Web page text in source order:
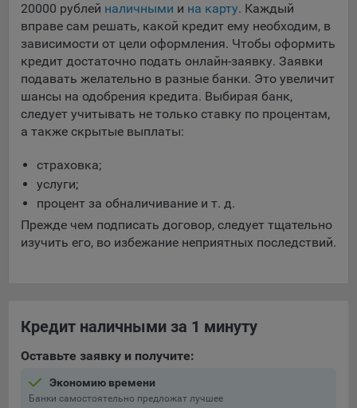
20000 рублей наличными и на карту. Каждый
вправе сам решать, какой кредит ему необходим, в
зависимости от цели оформления. Чтобы оформить
кредит достаточно подать онлайн-заявку. Заявки
подавать желательно в разные банки. Это увеличит
шансы на одобрения кредита. Выбирая банк,
следует учитывать не только ставку по процентам,
а также скрытые выплаты:
страховка;
услуги;
процент за обналичивание и т. д.
Прежде чем подписать договор, следует тщательно
изучить его, во избежание неприятных последствий.
Кредит наличными за 1 минуту
Оставьте заявку и получите:
Экономию времени
Банки самостоятельно предложат лучшее